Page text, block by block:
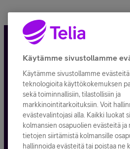
Tietosuoja ja -turva
Tilauksen peruuttaminen
Käyttöehdot
Evästeiden käyttö
Toimitusehdot ja
Käytämme sivustollamme
Käytämme sivustollamme evästeitä
teknologioita käyttökokemuksen
sekä toiminnallisiin, tilastollisiin ja
markkinointitarkoituksiin. Voit
evästevalintojasi alla. Kaikki luokat
kolmansien osapuolien evästeitä ja
tietojen siirtämistä kolmansille
hallinnoida evästeitä tai poistaa ne